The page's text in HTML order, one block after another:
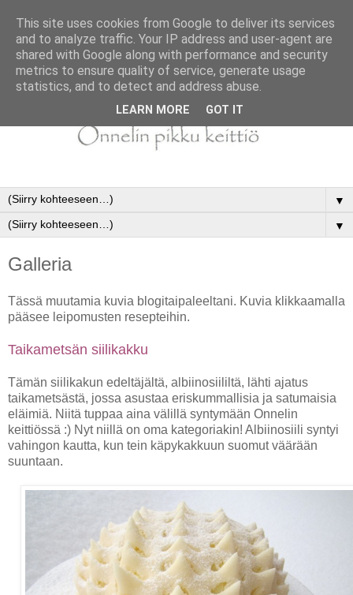
▼
▼
Galleria
Tässä muutamia kuvia blogitaipaleeltani. Kuvia klikkaamalla
pääsee leipomusten resepteihin.
Taikametsän siilikakku
Tämän siilikakun edeltäjältä, albiinosiililtä, lähti ajatus
taikametsästä, jossa asustaa eriskummallisia ja satumaisia
eläimiä. Niitä tuppaa aina välillä syntymään Onnelin
keittiössä :) Nyt niillä on oma kategoriakin! Albiinosiili syntyi
vahingon kautta, kun tein käpykakkuun suomut väärään
suuntaan.
This site uses cookies from Google to deliver its services
and to analyze traffic. Your IP address and user-agent are
shared with Google along with performance and security
metrics to ensure quality of service, generate usage
statistics, and to detect and address abuse.
LEARN MORE GOT IT